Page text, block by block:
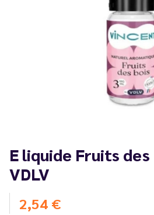
E liquide Fruits des
VDLV
2,54 €